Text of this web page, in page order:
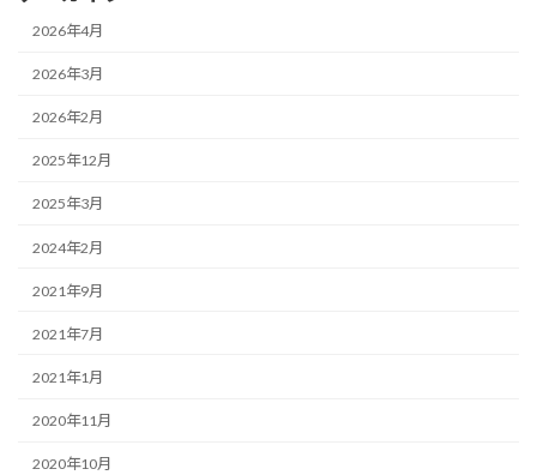
2026年4月
2026年3月
2026年2月
2025年12月
2025年3月
2024年2月
2021年9月
2021年7月
2021年1月
2020年11月
2020年10月